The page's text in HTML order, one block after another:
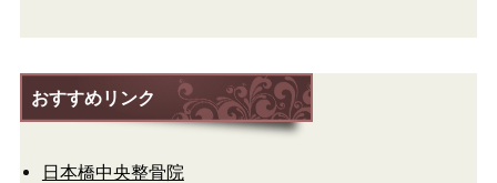
おすすめリンク
日本橋中央整骨院